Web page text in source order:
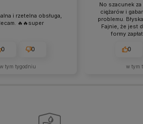
i rzetelna obsługa,
🔥🔥super
0 0
w tym tygodniu
No szacunek
ciężarów i
problemu.
Fajnie, że jest
formy
0
w tym